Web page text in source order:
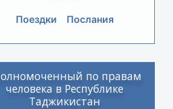
Поездки
Послания
по правам
человека в Республике
Таджикистан